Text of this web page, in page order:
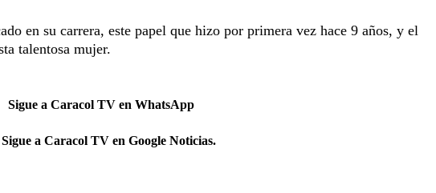
en su carrera, este papel que hizo por primera vez hace 9 años, y el
talentosa mujer.
Sigue a Caracol TV en WhatsApp
a Caracol TV en Google Noticias.